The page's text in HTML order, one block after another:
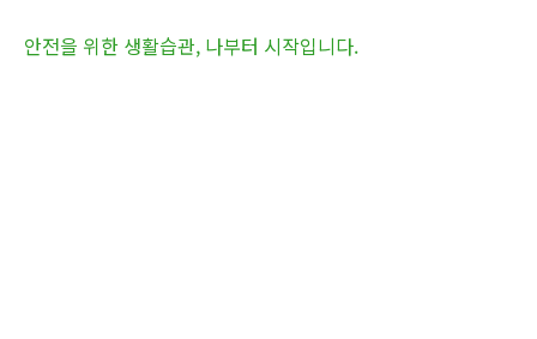
안전을 위한 생활습관, 나부터 시작입니다.